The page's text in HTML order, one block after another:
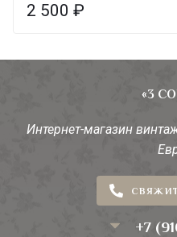
2 500 ₽
«3
Интернет-магазин
+7